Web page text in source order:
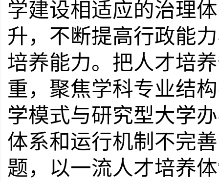
学建设相适应的治理
升，不断提高行政能
培养能力。 把人才培
重，聚焦学科专业结
学模式与研究型大学
体系和运行机制不完
题， 以一流人才培养